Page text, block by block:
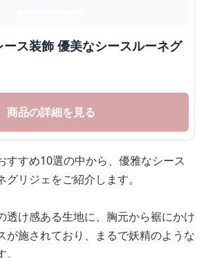
ス装飾 優美なシースルーネグ
商品の詳細を見る
すすめ10選の中から、優雅なシース
リジェをご紹介します。
透け感ある生地に、胸元から裾にかけ
が施されており、まるで妖精のような